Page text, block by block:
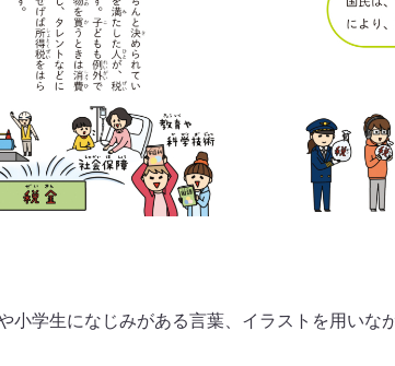
小学生になじみがある言葉、イラストを用いな